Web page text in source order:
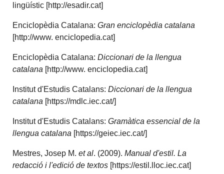
lingüístic [http://esadir.cat]
Enciclopèdia Catalana:Gran enciclopèdia catalana
[http://www. enciclopedia.cat]
Enciclopèdia Catalana:Diccionari de la llengua
catalana [http://www. enciclopedia.cat]
Institut d'Estudis Catalans:Diccionari de la llengua
catalana [https://mdlc.iec.cat/]
Institut d'Estudis Catalans:Gramàtica essencial de la
llengua catalana [https://geiec.iec.cat/]
Mestres, Josep M.et al. (2009).Manual d'estil. La
redacció i l'edició de textos [https://estil.lloc.iec.cat]